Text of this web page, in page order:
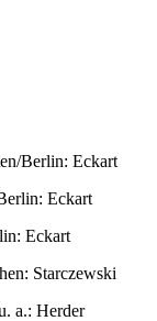
Berlin: Eckart
Eckart
Eckart
Starczewski
a.: Herder